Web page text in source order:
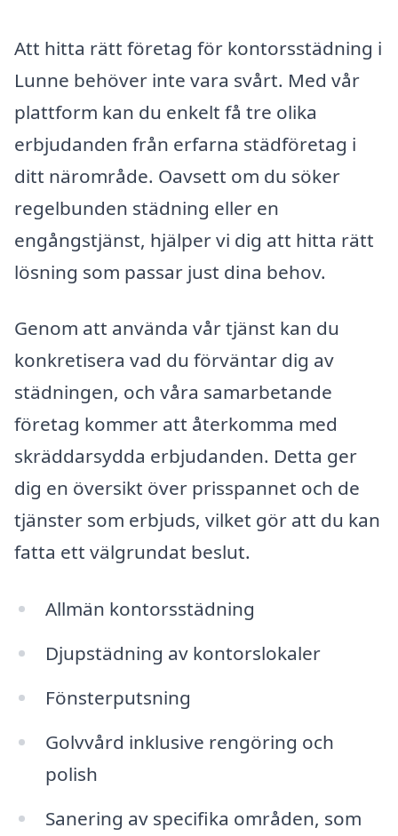
Att hitta rätt företag för kontorsstädning i
Lunne behöver inte vara svårt. Med vår
plattform kan du enkelt få tre olika
erbjudanden från erfarna städföretag i
ditt närområde. Oavsett om du söker
regelbunden städning eller en
engångstjänst, hjälper vi dig att hitta rätt
lösning som passar just dina behov.
Genom att använda vår tjänst kan du
konkretisera vad du förväntar dig av
städningen, och våra samarbetande
företag kommer att återkomma med
skräddarsydda erbjudanden. Detta ger
dig en översikt över prisspannet och de
tjänster som erbjuds, vilket gör att du kan
fatta ett välgrundat beslut.
Allmän kontorsstädning
Djupstädning av kontorslokaler
Fönsterputsning
Golvvård inklusive rengöring och
polish
Sanering av specifika områden, som